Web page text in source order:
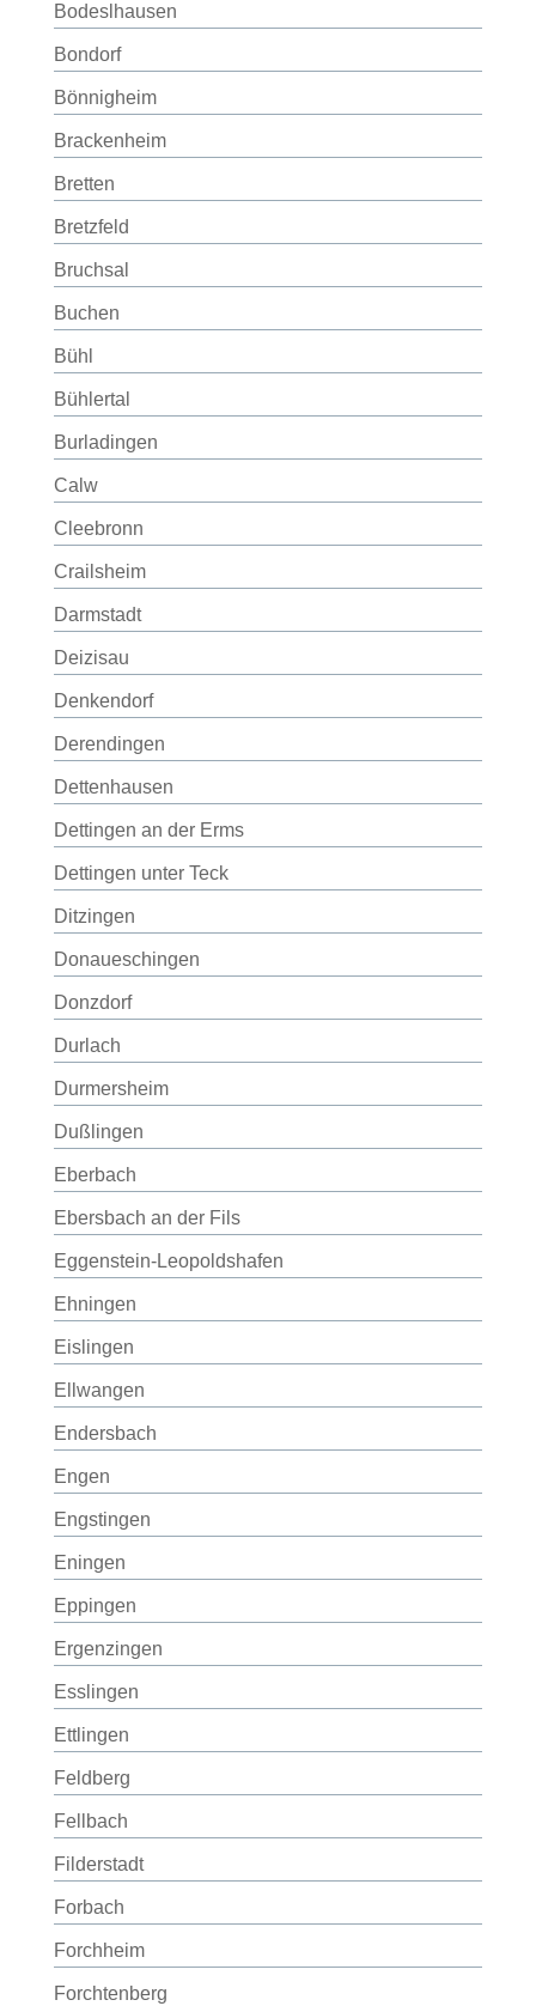
Bodeslhausen
Bondorf
Bönnigheim
Brackenheim
Bretten
Bretzfeld
Bruchsal
Buchen
Bühl
Bühlertal
Burladingen
Calw
Cleebronn
Crailsheim
Darmstadt
Deizisau
Denkendorf
Derendingen
Dettenhausen
Dettingen an der Erms
Dettingen unter Teck
Ditzingen
Donaueschingen
Donzdorf
Durlach
Durmersheim
Dußlingen
Eberbach
Ebersbach an der Fils
Eggenstein-Leopoldshafen
Ehningen
Eislingen
Ellwangen
Endersbach
Engen
Engstingen
Eningen
Eppingen
Ergenzingen
Esslingen
Ettlingen
Feldberg
Fellbach
Filderstadt
Forbach
Forchheim
Forchtenberg